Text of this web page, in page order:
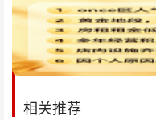
相关推荐